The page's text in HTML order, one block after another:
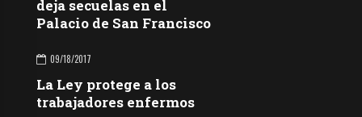
deja secuelas en el
Palacio de San Francisco
09/18/2017
La Ley protege a los
trabajadores enfermos